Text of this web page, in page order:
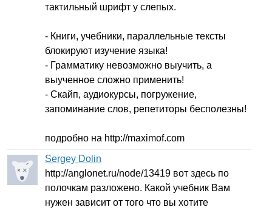
тактильный шрифт у слепых.
- Книги, учебники, параллельные тексты
блокируют изучение языка!
- Грамматику невозможно выучить, а
выученное сложно применить!
- Скайп, аудиокурсы, погружение,
запоминание слов, репетиторы бесполезны!
подробно на http://maximof.com
Sergey Dolin
http://anglonet.ru/node/13419 вот здесь по
полочкам разложено. Какой учебник Вам
нужен зависит от того что вы хотите